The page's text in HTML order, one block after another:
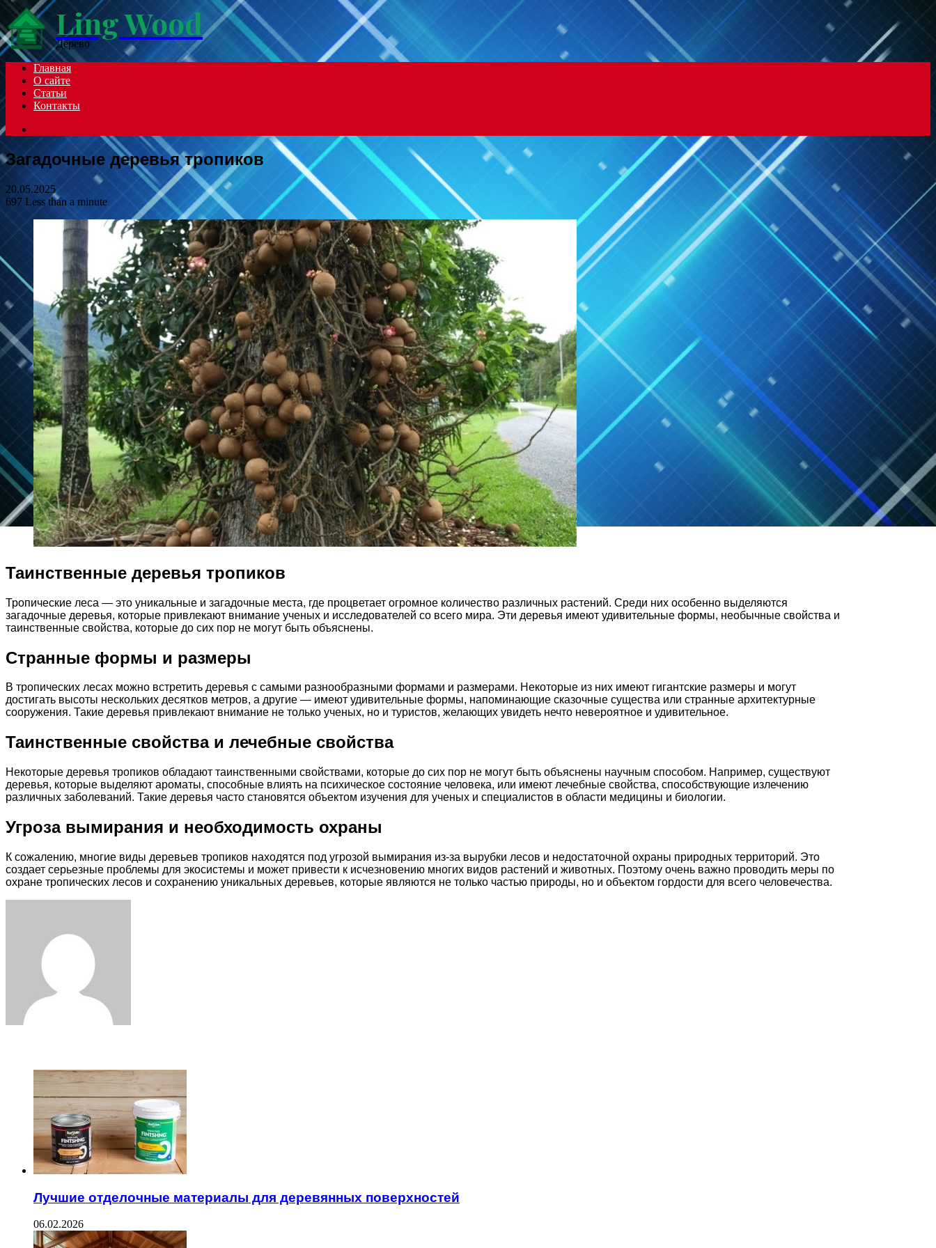
Menu Ling Wood
Дерево
Главная
О сайте
Статьи
Контакты
Загадочные деревья тропиков
20.05.2025
697 Less than a minute
Таинственные деревья тропиков
Тропические леса — это уникальные и загадочные места, где процветает огромное количество различных растений. Среди них особенно выделяются
загадочные деревья, которые привлекают внимание ученых и исследователей со всего мира. Эти деревья имеют удивительные формы, необычные свойства и
таинственные свойства, которые до сих пор не могут быть объяснены.
Странные формы и размеры
В тропических лесах можно встретить деревья с самыми разнообразными формами и размерами. Некоторые из них имеют гигантские размеры и могут
достигать высоты нескольких десятков метров, а другие — имеют удивительные формы, напоминающие сказочные существа или странные архитектурные
сооружения. Такие деревья привлекают внимание не только ученых, но и туристов, желающих увидеть нечто невероятное и удивительное.
Таинственные свойства и лечебные свойства
Некоторые деревья тропиков обладают таинственными свойствами, которые до сих пор не могут быть объяснены научным способом. Например, существуют
деревья, которые выделяют ароматы, способные влиять на психическое состояние человека, или имеют лечебные свойства, способствующие излечению
различных заболеваний. Такие деревья часто становятся объектом изучения для ученых и специалистов в области медицины и биологии.
Угроза вымирания и необходимость охраны
К сожалению, многие виды деревьев тропиков находятся под угрозой вымирания из-за вырубки лесов и недостаточной охраны природных территорий. Это
создает серьезные проблемы для экосистемы и может привести к исчезновению многих видов растений и животных. Поэтому очень важно проводить меры по
охране тропических лесов и сохранению уникальных деревьев, которые являются не только частью природы, но и объектом гордости для всего человечества.
Лучшие отделочные материалы для деревянных поверхностей
06.02.2026